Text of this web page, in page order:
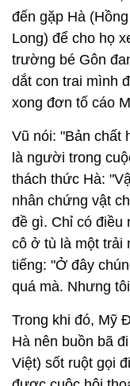
đến gặp Hà
Long) để cho họ
trường bé Gôn
dắt con trai mình
xong đơn tố cáo
Vũ nói: "Bản chất
là người trong
thách thức Hà:
nhân chứng vật
đề gì. Chỉ có điều
cô ở tù là một trải
tiếng: "Ở đây
quá mà. Nhưng
Trong khi đó, Mỹ
Hà nên buồn bã
Việt) sốt ruột gọi